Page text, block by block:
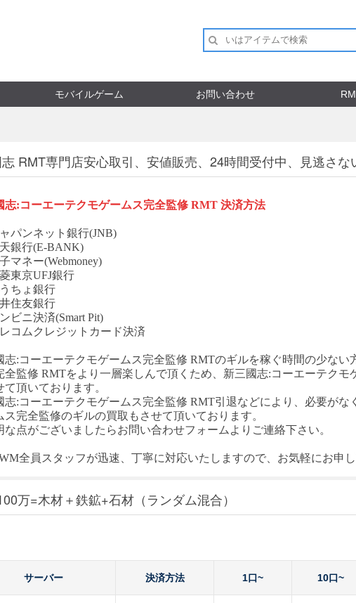
モバイルゲーム お問い合わせ
RMT専門店安心取引、安値販売、24時間受付中、見逃さな
志:コーエーテクモゲームス完全監修 RMT 決済方法
パンネット銀行(JNB)
銀行(E-BANK)
マネー(Webmoney)
東京UFJ銀行
ちょ銀行
住友銀行
ビニ決済(Smart Pit)
コムクレジットカード決済
志:コーエーテクモゲームス完全監修 RMTのギルを稼ぐ時間の少ない
全監修 RMTをより一層楽しんで頂くため、 新三國志:コーエーテクモ
て頂いております。
志:コーエーテクモゲームス完全監修 RMT引退などにより、必要がな
ス完全監修のギルの買取もさせて頂いております。
な点がございましたらお問い合わせフォームよりご連絡下さい。
全員スタッフが迅速、丁寧に対応いたしますので、お気軽にお申し
万=木材＋鉄鉱+石材（ランダム混合）
サーバー 決済方法 1口~ 10口~